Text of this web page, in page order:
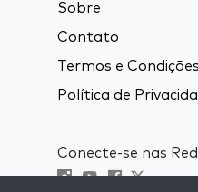
Sobre
Contato
Termos e Condições
Política de
Conecte-se nas